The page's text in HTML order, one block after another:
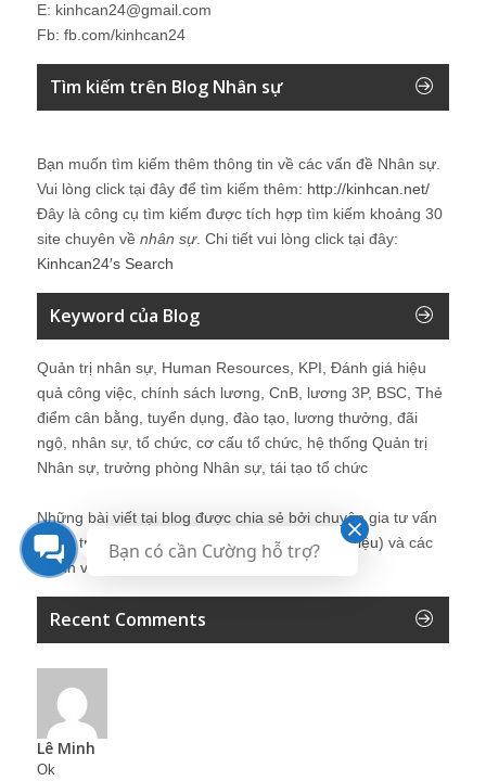
E: kinhcan24@gmail.com
Fb: fb.com/kinhcan24
Tìm kiếm trên Blog Nhân sự
Bạn muốn tìm kiếm thêm thông tin về các vấn đề Nhân sự.
Vui lòng click tại đây để tìm kiếm thêm: http://kinhcan.net/
Đây là công cụ tìm kiếm được tích hợp tìm kiếm khoảng 30
site chuyên về nhân sự. Chi tiết vui lòng click tại đây:
Kinhcan24′s Search
Keyword của Blog
Quản trị nhân sự, Human Resources, KPI, Đánh giá hiệu
quả công việc, chính sách lương, CnB, lương 3P, BSC, Thẻ
điểm cân bằng, tuyển dụng, đào tạo, lương thưởng, đãi
ngộ, nhân sự, tổ chức, cơ cấu tổ chức, hệ thống Quản trị
Nhân sự, trưởng phòng Nhân sự, tái tạo tổ chức
Những bài viết tại blog được chia sẻ bởi chuyên gia tư vấn
Quản trị Nhân sự Nguyễn Hùng Cường (giới thiệu) và các
thành viên khác trong cộng đồng Nhân sự.
Recent Comments
Lê Minh
Ok
Bạn có cần Cường hỗ trợ?